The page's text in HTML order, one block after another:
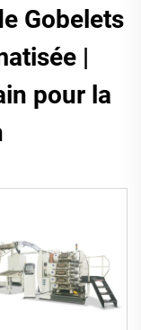
Gobelets
|
pour la